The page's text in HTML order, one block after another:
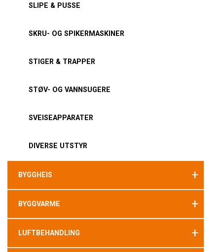
SLIPE & PUSSE
SKRU- OG SPIKERMASKINER
STIGER & TRAPPER
STØV- OG VANNSUGERE
SVEISEAPPARATER
DIVERSE UTSTYR
BYGGHEIS +
BYGGVARME +
LUFTBEHANDLING +